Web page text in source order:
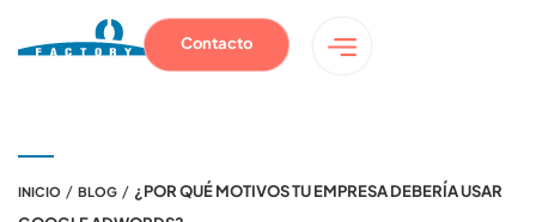
Contacto
INICIO / BLOG / ¿POR QUÉ MOTIVOS TU EMPRESA DEBERÍA USAR